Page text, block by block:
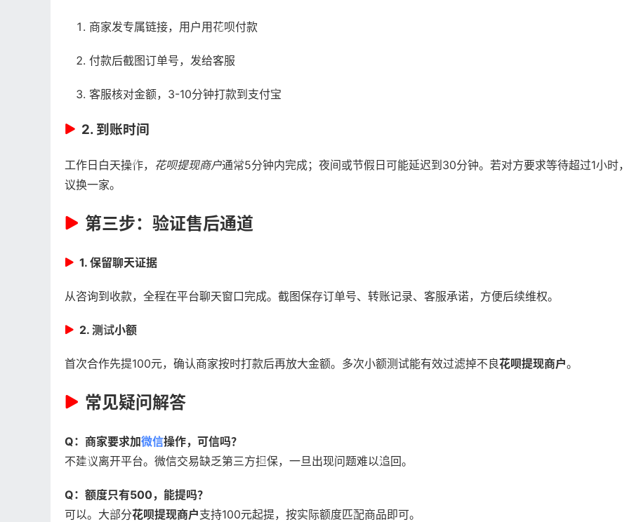
商家发专属链接，用户用花呗付款
付款后截图订单号，发给客服
客服核对金额，3-10分钟打款到支付宝
2. 到账时间
工作日白天操作， 花呗提现商户通常5分钟内完成；夜间或节假日可能延迟到30分钟。若对方要求等待超过1小时
议换一家。
第三步：验证售后通道
1. 保留聊天证据
从咨询到收款，全程在平台聊天窗口完成。截图保存订单号、转账记录、客服承诺，方便后续维权。
2. 测试小额
首次合作先提100元，确认商家按时打款后再放大金额。多次小额测试能有效过滤掉不良花呗提现商户。
常见疑问解答
Q：商家要求加微信操作，可信吗？
不建议离开平台。微信交易缺乏第三方担保，一旦出现问题难以追回。
Q：额度只有500，能提吗？
可以。大部分花呗提现商户支持100元起提，按实际额度匹配商品即可。